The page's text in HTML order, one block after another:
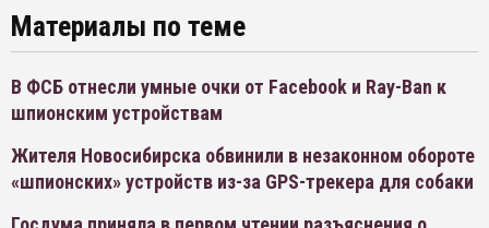
Материалы по теме
В ФСБ отнесли умные очки от Facebook и Ray-Ban к
шпионским устройствам
Жителя Новосибирска обвинили в незаконном обороте
«шпионских» устройств из-за GPS-трекера для собаки